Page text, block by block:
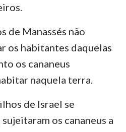
de Manassés não
os habitantes daquelas
os cananeus
naquela terra.
de Israel se
os cananeus a